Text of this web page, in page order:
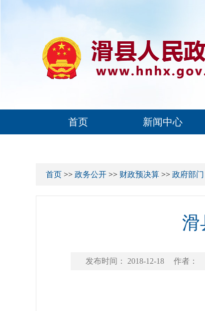
首页 新闻中心
首页 >> 政务公开 >> 财政预决算 >> 政府部门
滑
发布时间： 2018-12-18 作者：